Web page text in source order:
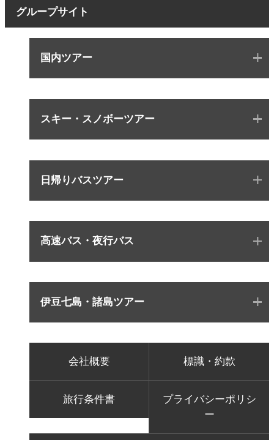
グループサイト
国内ツアー
スキー・スノボーツアー
日帰りバスツアー
高速バス・夜行バス
伊豆七島・諸島ツアー
会社概要 標識・約款
旅行条件書
プライバシーポリシ
ー